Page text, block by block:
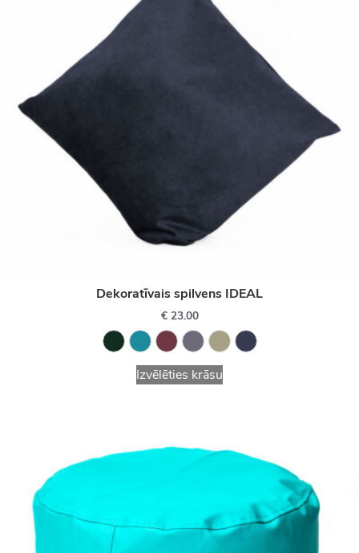
Dekoratīvais spilvens IDEAL
€23.00
Izvēlēties krāsu